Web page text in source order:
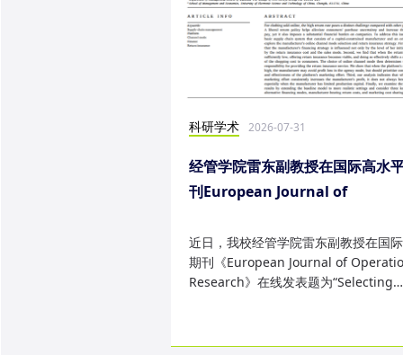
科研学术 2026-07-31
经管学院雷东副教授在国际高水
刊European Journal of
果
近日，我校经管学院雷东副教授在国
期刊《European Journal of
Research》在线发表题为“Selecting